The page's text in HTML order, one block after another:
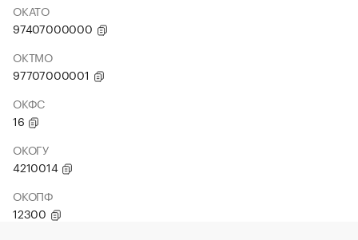
ОКАТО
97407000000
ОКТМО
97707000001
ОКФС
16
ОКОГУ
4210014
ОКОПФ
12300